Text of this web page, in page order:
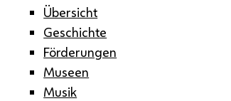
Übersicht
Geschichte
Förderungen
Museen
Musik